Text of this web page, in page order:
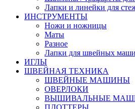
Лапки и линейки для
ИНСТРУМЕНТЫ
Ножи и ножницы
Маты
Разное
Лапки для швейных
ИГЛЫ
ШВЕЙНАЯ ТЕХНИКА
ШВЕЙНЫЕ МАШИНЫ
ОВЕРЛОКИ
ВЫШИВАЛЬНЫЕ
ПЛОТТЕРЫ